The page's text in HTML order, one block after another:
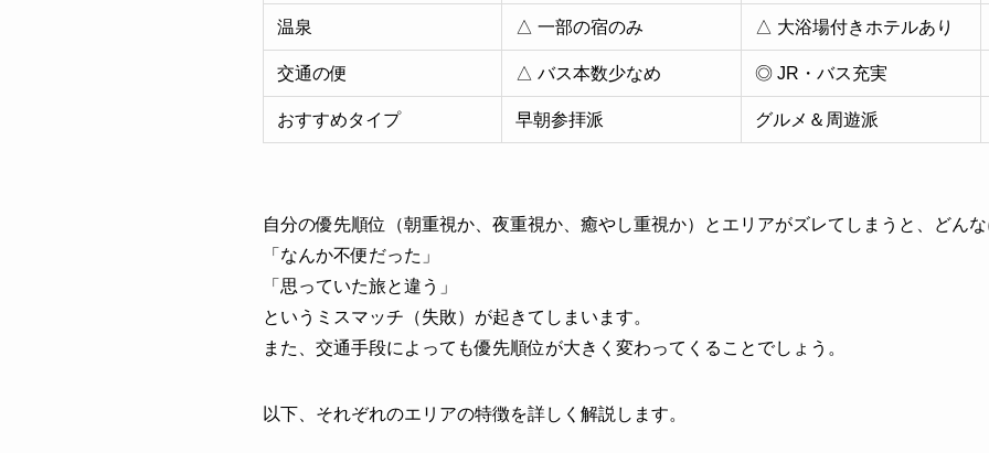
温泉 △ 一部の宿のみ △ 大浴場付きホテルあり
交通の便 △ バス本数少なめ ◎ JR・バス充実
おすすめタイプ 早朝参拝派 グルメ＆周遊派
自分の優先順位（朝重視か、夜重視か、癒やし重視か）とエリアがズレてしまうと、どん
「なんか不便だった」
「思っていた旅と違う」
というミスマッチ（失敗）が起きてしまいます。
また、交通手段によっても優先順位が大きく変わってくることでしょう。
以下、それぞれのエリアの特徴を詳しく解説します。